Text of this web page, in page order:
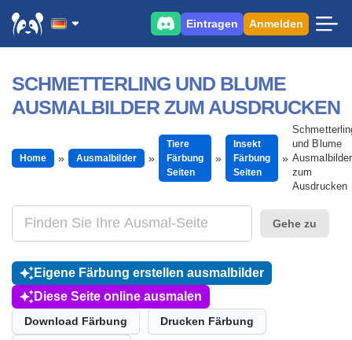
Eintragen Anmelden
SCHMETTERLING UND BLUME
AUSMALBILDER ZUM AUSDRUCKEN
Home Ausmalbilder
Tiere
Färbung
Seiten
Insekt
Färbung
Seiten
und Blume
Ausmalbilder
zum
Ausdrucken
Gehe zu
Eigene Färbung erstellen ausmalbilder
Diese Seite online ausmalen
Download Färbung Drucken Färbung